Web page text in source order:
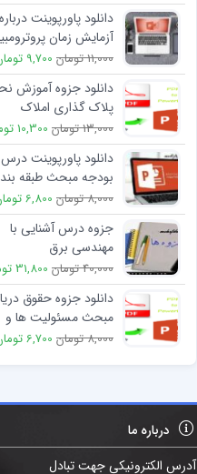
دانلود پاورپوینت درباره
آزمایش زمان
(PT) پلاسما خون
11,000 تومان 9,700 تومان
دانلود جزوه آموزش
پلاک گذاری املاک
13,000 تومان 10,300 تومان
دانلود پاورپوینت درس
بودجه مبحث طبقه
بودجه
8,000 تومان 6,800 تومان
جزوه درس آشنایی با
مهندسی برق
40,000 تومان 31,800 تومان
دانلود جزوه حقوق
مبحث مسئولیت ها و
تعهدات فرمانده و
8,000 تومان 6,700 تومان
درباره ما
آدرس الکترونیکی جهت تبادل